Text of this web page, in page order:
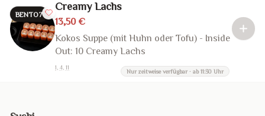
BENTO7
Creamy Lachs
13,50 €
Kokos Suppe (mit Huhn oder Tofu) - Inside
Out: 10 Creamy Lachs
1, 4, 11
Nur zeitweise verfügbar · ab 11:30 Uhr